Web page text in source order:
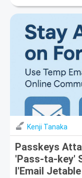
Kenji Tanaka
Passkeys
'Pass-ta-key'
l'Email Jetable